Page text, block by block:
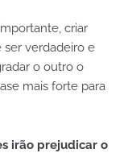
criar
verdadeiro e
o outro o
mais forte para
irão prejudicar o